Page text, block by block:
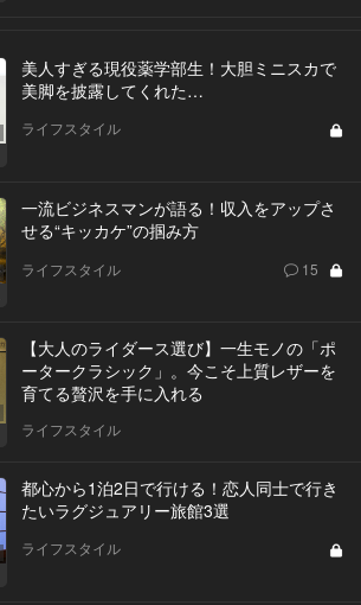
美人すぎる現役薬学部生！大胆ミニスカで
美脚を披露してくれた…
ライフスタイル
一流ビジネスマンが語る！収入をアップさ
せる“キッカケ”の掴み方
ライフスタイル 15
【大人のライダース選び】一生モノの「ポ
ータークラシック」。今こそ上質レザーを
育てる贅沢を手に入れる
ライフスタイル
都心から1泊2日で行ける！恋人同士で行き
たいラグジュアリー旅館3選
ライフスタイル